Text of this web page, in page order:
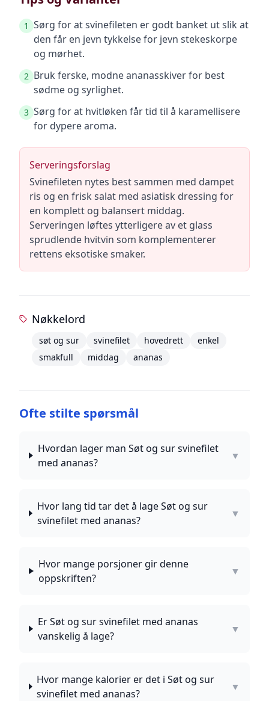
1 Sørg for at svinefileten er godt banket ut slik at
den får en jevn tykkelse for jevn stekeskorpe
og mørhet.
2 Bruk ferske, modne ananasskiver for best
sødme og syrlighet.
3 Sørg for at hvitløken får tid til å karamellisere
for dypere aroma.
Serveringsforslag
Svinefileten nytes best sammen med dampet
ris og en frisk salat med asiatisk dressing for
en komplett og balansert middag.
Serveringen løftes ytterligere av et glass
sprudlende hvitvin som komplementerer
rettens eksotiske smaker.
Nøkkelord
søt og sur svinefilet hovedrett
enkel
smakfull
middag ananas
Ofte stilte spørsmål
Hvordan lager man Søt og sur svinefilet
med ananas?
▼
Hvor lang tid tar det å lage Søt og sur
svinefilet med ananas?
▼
Hvor mange porsjoner gir denne
oppskriften?
▼
Er Søt og sur svinefilet med ananas
vanskelig å lage?
▼
Hvor mange kalorier er det i Søt og sur
svinefilet med ananas?
▼